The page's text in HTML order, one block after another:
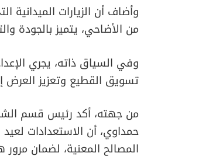
وأضاف أن الزيارات
من الأضاحي، يتميز بالجودة
وفي السياق ذاته، يجري
تسويق القطيع وتعزيز العرض
من جهته، أكد رئيس قسم
المصالح المعنية، لضمان